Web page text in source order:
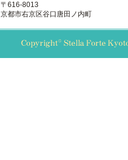
〒616-8013
京都市右京区谷口唐田ノ内町